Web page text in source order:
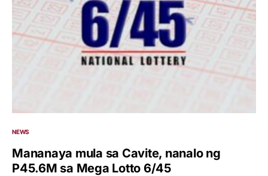
NEWS
Mananaya mula sa Cavite, nanalo ng
P45.6M sa Mega Lotto 6/45